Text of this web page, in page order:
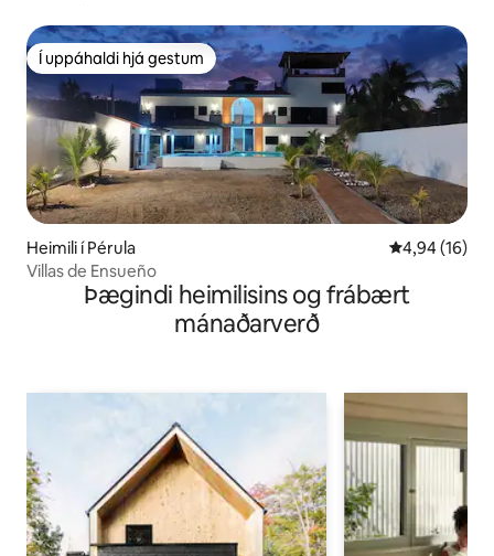
Í uppáhaldi hjá gestum
Í uppáhaldi hjá gestum
Heimili í Pérula 4,94 af 5 í
4,94 (16)
Villas de Ensueño
Þægindi heimilisins og frábært
mánaðarverð